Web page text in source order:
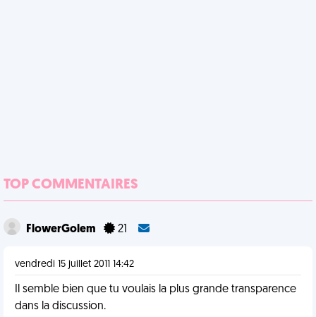
TOP COMMENTAIRES
FlowerGolem 21
vendredi 15 juillet 2011 14:42
Il semble bien que tu voulais la plus grande transparence
dans la discussion.